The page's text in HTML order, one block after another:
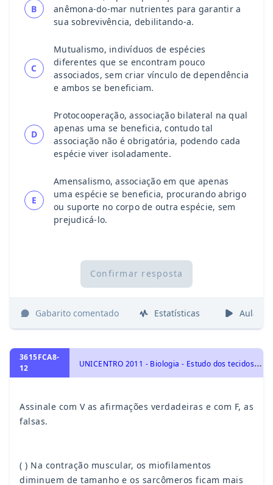
B
anêmona-do-mar nutrientes para garantir a
sua sobrevivência, debilitando-a.
C
Mutualismo, indivíduos de espécies
diferentes que se encontram pouco
associados, sem criar vínculo de dependência
e ambos se beneficiam.
D
Protocooperação, associação bilateral na qual
apenas uma se beneficia, contudo tal
associação não é obrigatória, podendo cada
espécie viver isoladamente.
E
Amensalismo, associação em que apenas
uma espécie se beneficia, procurando abrigo
ou suporte no corpo de outra espécie, sem
prejudicá-lo.
Confirmar resposta
Gabarito comentado Estatísticas Aulas
3615FCA8-
12
U
NICENTRO 2011 - Biologia - Estudo dos tecidos, Sistema Esquelético e Muscular Humano, Moléculas, células e tecidos, Identidade dos seres vivos
Assinale com V as afirmações verdadeiras e com F, as
falsas.
( ) Na contração muscular, os miofilamentos
diminuem de tamanho e os sarcômeros ficam mais